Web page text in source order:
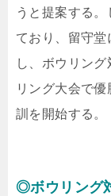
うと提案する
ており、留守
し、ボウリン
リング大会で
訓を開始する。
◎ボウリング